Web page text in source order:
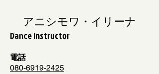
アニシモワ・イリーナ
Dance Instructor
電話
080-6919-2425